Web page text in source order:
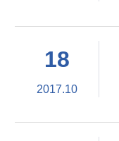
18
2017.10